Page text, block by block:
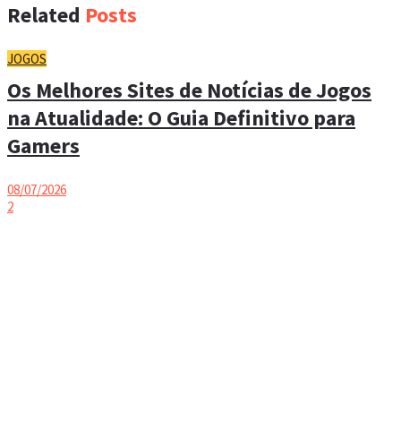
Related Posts
JOGOS
Os Melhores Sites de Notícias de Jogos
na Atualidade: O Guia Definitivo para
Gamers
08/07/2026
2